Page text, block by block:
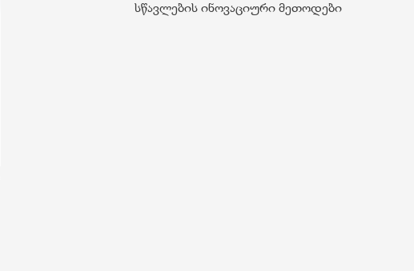
სწავლების ინოვაციური მეთოდები